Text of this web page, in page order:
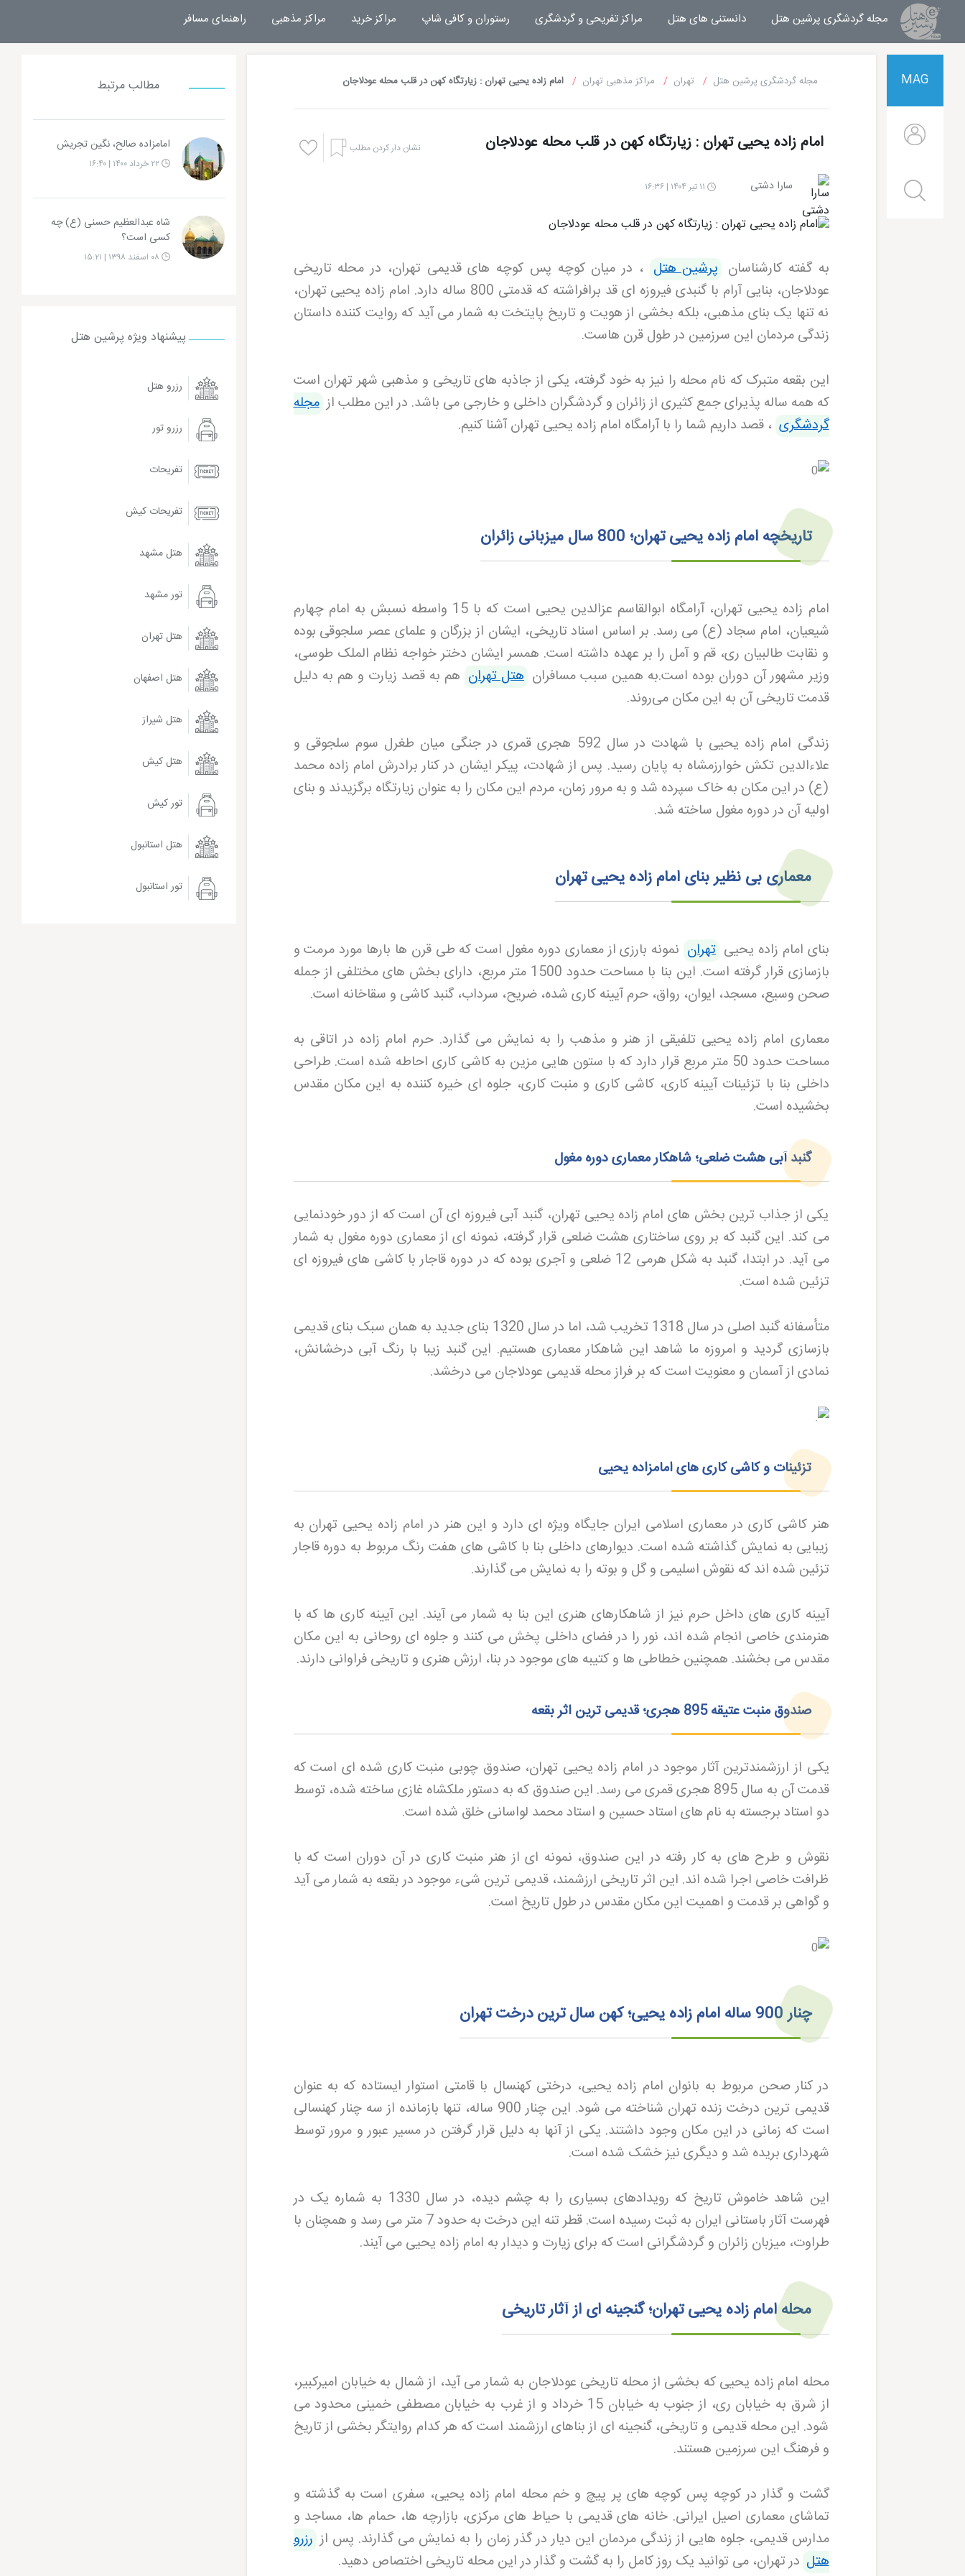
مجله گردشگری پرشین هتل مجله خبری پرشین هتل
دانستنی های هتل مراکز تفریحی و گردشگری رستوران و کافی شاپ مراکز خرید مراکز مذهبی راهنمای مسافر
MAG مجله گردشگری پرشین هتل تهران مراکز مذهبی تهران امام زاده یحیی تهران : زیارتگاه کهن در قلب محله عودلاجان
امام زاده یحیی تهران : زیارتگاه کهن در قلب محله عودلاجان نشان دار کردن مطلب
سارا دشتی ۱۱ تیر ۱۴۰۴ | ۱۶:۳۶
به گفته کارشناسان پرشین هتل ، در میان کوچه پس کوچه های قدیمی تهران، در محله تاریخی
عودلاجان، بنایی آرام با گنبدی فیروزه ای قد برافراشته که قدمتی 800 ساله دارد. امام زاده یحیی تهران،
نه تنها یک بنای مذهبی، بلکه بخشی از هویت و تاریخ پایتخت به شمار می آید که روایت کننده داستان
زندگی مردمان این سرزمین در طول قرن هاست.
این بقعه متبرک که نام محله را نیز به خود گرفته، یکی از جاذبه های تاریخی و مذهبی شهر تهران است
که همه ساله پذیرای جمع کثیری از زائران و گردشگران داخلی و خارجی می باشد. در این مطلب از مجله
گردشگری ، قصد داریم شما را با آرامگاه امام زاده یحیی تهران آشنا کنیم.
تاریخچه امام زاده یحیی تهران؛ 800 سال میزبانی زائران
امام زاده یحیی تهران، آرامگاه ابوالقاسم عزالدین یحیی است که با 15 واسطه نسبش به امام چهارم
شیعیان، امام سجاد (ع) می رسد. بر اساس اسناد تاریخی، ایشان از بزرگان و علمای عصر سلجوقی بوده
و نقابت طالبیان ری، قم و آمل را بر عهده داشته است. همسر ایشان دختر خواجه نظام الملک طوسی،
وزیر مشهور آن دوران بوده است.به همین سبب مسافران هتل تهران هم به قصد زیارت و هم به دلیل
قدمت تاریخی آن به این مکان می‌روند.
زندگی امام زاده یحیی با شهادت در سال 592 هجری قمری در جنگی میان طغرل سوم سلجوقی و
علاءالدین تکش خوارزمشاه به پایان رسید. پس از شهادت، پیکر ایشان در کنار برادرش امام زاده محمد
(ع) در این مکان به خاک سپرده شد و به مرور زمان، مردم این مکان را به عنوان زیارتگاه برگزیدند و بنای
اولیه آن در دوره مغول ساخته شد.
معماری بی نظیر بنای امام زاده یحیی تهران
بنای امام زاده یحیی تهران نمونه بارزی از معماری دوره مغول است که طی قرن ها بارها مورد مرمت و
بازسازی قرار گرفته است. این بنا با مساحت حدود 1500 متر مربع، دارای بخش های مختلفی از جمله
صحن وسیع، مسجد، ایوان، رواق، حرم آیینه کاری شده، ضریح، سرداب، گنبد کاشی و سقاخانه است.
معماری امام زاده یحیی تلفیقی از هنر و مذهب را به نمایش می گذارد. حرم امام زاده در اتاقی به
مساحت حدود 50 متر مربع قرار دارد که با ستون هایی مزین به کاشی کاری احاطه شده است. طراحی
داخلی بنا با تزئینات آیینه کاری، کاشی کاری و منبت کاری، جلوه ای خیره کننده به این مکان مقدس
بخشیده است.
گنبد آبی هشت ضلعی؛ شاهکار معماری دوره مغول
یکی از جذاب ترین بخش های امام زاده یحیی تهران، گنبد آبی فیروزه ای آن است که از دور خودنمایی
می کند. این گنبد که بر روی ساختاری هشت ضلعی قرار گرفته، نمونه ای از معماری دوره مغول به شمار
می آید. در ابتدا، گنبد به شکل هرمی 12 ضلعی و آجری بوده که در دوره قاجار با کاشی های فیروزه ای
تزئین شده است.
متأسفانه گنبد اصلی در سال 1318 تخریب شد، اما در سال 1320 بنای جدید به همان سبک بنای قدیمی
بازسازی گردید و امروزه ما شاهد این شاهکار معماری هستیم. این گنبد زیبا با رنگ آبی درخشانش،
نمادی از آسمان و معنویت است که بر فراز محله قدیمی عودلاجان می درخشد.
تزئینات و کاشی کاری های امامزاده یحیی
هنر کاشی کاری در معماری اسلامی ایران جایگاه ویژه ای دارد و این هنر در امام زاده یحیی تهران به
زیبایی به نمایش گذاشته شده است. دیوارهای داخلی بنا با کاشی های هفت رنگ مربوط به دوره قاجار
تزئین شده اند که نقوش اسلیمی و گل و بوته را به نمایش می گذارند.
آیینه کاری های داخل حرم نیز از شاهکارهای هنری این بنا به شمار می آیند. این آیینه کاری ها که با
هنرمندی خاصی انجام شده اند، نور را در فضای داخلی پخش می کنند و جلوه ای روحانی به این مکان
مقدس می بخشند. همچنین خطاطی ها و کتیبه های موجود در بنا، ارزش هنری و تاریخی فراوانی دارند.
صندوق منبت عتیقه 895 هجری؛ قدیمی ترین اثر بقعه
یکی از ارزشمندترین آثار موجود در امام زاده یحیی تهران، صندوق چوبی منبت کاری شده ای است که
قدمت آن به سال 895 هجری قمری می رسد. این صندوق که به دستور ملکشاه غازی ساخته شده، توسط
دو استاد برجسته به نام های استاد حسین و استاد محمد لواسانی خلق شده است.
نقوش و طرح های به کار رفته در این صندوق، نمونه ای از هنر منبت کاری در آن دوران است که با
ظرافت خاصی اجرا شده اند. این اثر تاریخی ارزشمند، قدیمی ترین شیء موجود در بقعه به شمار می آید
و گواهی بر قدمت و اهمیت این مکان مقدس در طول تاریخ است.
چنار 900 ساله امام زاده یحیی؛ کهن سال ترین درخت تهران
در کنار صحن مربوط به بانوان امام زاده یحیی، درختی کهنسال با قامتی استوار ایستاده که به عنوان
قدیمی ترین درخت زنده تهران شناخته می شود. این چنار 900 ساله، تنها بازمانده از سه چنار کهنسالی
است که زمانی در این مکان وجود داشتند. یکی از آنها به دلیل قرار گرفتن در مسیر عبور و مرور توسط
شهرداری بریده شد و دیگری نیز خشک شده است.
این شاهد خاموش تاریخ که رویدادهای بسیاری را به چشم دیده، در سال 1330 به شماره یک در
فهرست آثار باستانی ایران به ثبت رسیده است. قطر تنه این درخت به حدود 7 متر می رسد و همچنان با
طراوت، میزبان زائران و گردشگرانی است که برای زیارت و دیدار به امام زاده یحیی می آیند.
محله امام زاده یحیی تهران؛ گنجینه ای از آثار تاریخی
محله امام زاده یحیی که بخشی از محله تاریخی عودلاجان به شمار می آید، از شمال به خیابان امیرکبیر،
از شرق به خیابان ری، از جنوب به خیابان 15 خرداد و از غرب به خیابان مصطفی خمینی محدود می
شود. این محله قدیمی و تاریخی، گنجینه ای از بناهای ارزشمند است که هر کدام روایتگر بخشی از تاریخ
و فرهنگ این سرزمین هستند.
گشت و گذار در کوچه پس کوچه های پر پیچ و خم محله امام زاده یحیی، سفری است به گذشته و
تماشای معماری اصیل ایرانی. خانه های قدیمی با حیاط های مرکزی، بازارچه ها، حمام ها، مساجد و
مدارس قدیمی، جلوه هایی از زندگی مردمان این دیار در گذر زمان را به نمایش می گذارند. پس از رزرو
هتل در تهران، می توانید یک روز کامل را به گشت و گذار در این محله تاریخی اختصاص دهید.
مطالب مرتبط
امامزاده صالح، نگین تجریش
۲۲ خرداد ۱۴۰۰ | ۱۶:۴۰
شاه عبدالعظیم حسنی (ع) چه
کسی است؟
پیشنهاد ویژه پرشین هتل
رزرو هتل
رزرو تور
تفریحات
تفریحات کیش
هتل مشهد
تور مشهد
هتل تهران
هتل اصفهان
هتل شیراز
هتل کیش
تور کیش
هتل استانبول
تور استانبول